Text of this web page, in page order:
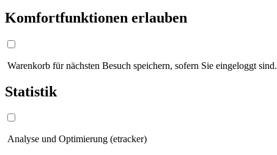
Komfortfunktionen erlauben
Warenkorb für nächsten Besuch speichern, sofern Sie eingeloggt sind.
Statistik
Analyse und Optimierung (etracker)